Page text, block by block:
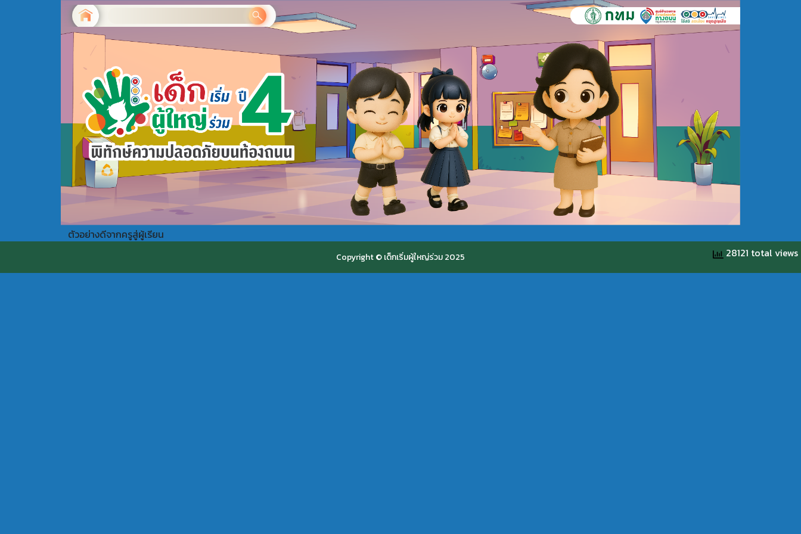
ตัวอย่างดีจากครูสู่ผู้เรียน
Copyright © เด็กเริ่มผู้ใหญ่ร่วม 2025 28121 total views